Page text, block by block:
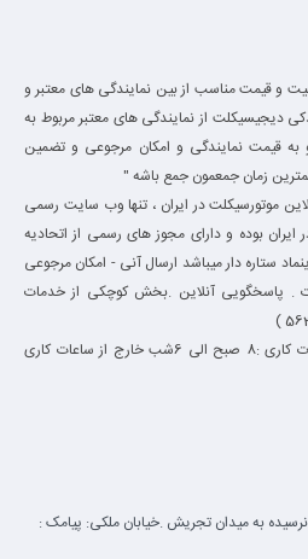
و قیمت مناسب از بین نمایندگی های معتبر و
دیجیسیکلت از نمایندگی های معتبر مربوط به
قیمت نمایندگی و امکان مرجوعی و تضمین
زمان جمعمون جمع باشه "
موتورسیکلت در ایران ، تنها وب سایت رسمی
بوده و دارای مجوز های رسمی از اتحادیه
ستاره دار میباشد ارسال آنی - امکان مرجوعی
. پاسخگویی آنلاین .بخش کوچکی از خدمات
02191030545 : امور مشتریان ساعات کاری :8 صبح الی 6شب خارج از ساعات کاری
به میدان تجریش .خیابان ملکی: پیامک :